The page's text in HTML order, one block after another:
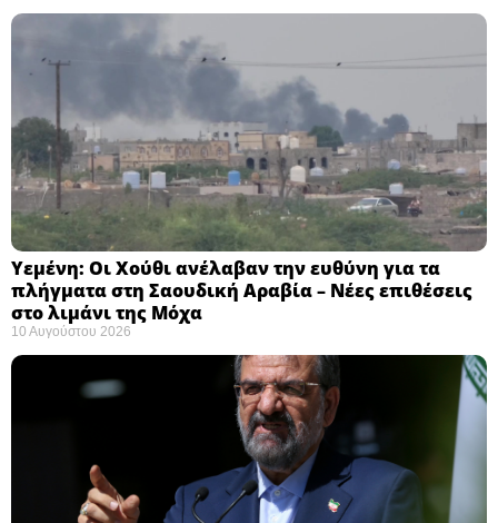
Υεμένη: Οι Χούθι ανέλαβαν την ευθύνη για τα
πλήγματα στη Σαουδική Αραβία – Νέες επιθέσεις
στο λιμάνι της Μόχα ​
10 Αυγούστου 2026